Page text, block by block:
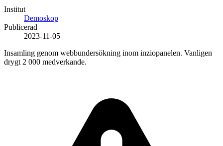
Institut
Demoskop
Publicerad
2023-11-05
Insamling genom webbundersökning inom inziopanelen. Vanligen
drygt 2 000 medverkande.